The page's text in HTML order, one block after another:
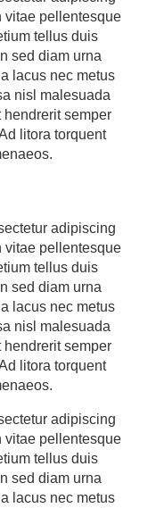
vitae pellentesque
tellus duis
sed diam urna
lacus nec metus
nisl malesuada
hendrerit semper
litora torquent
adipiscing
vitae pellentesque
tellus duis
sed diam urna
lacus nec metus
nisl malesuada
hendrerit semper
litora torquent
adipiscing
vitae pellentesque
tellus duis
sed diam urna
lacus nec metus